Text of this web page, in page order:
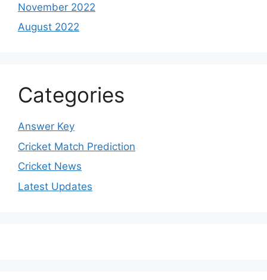
November 2022
August 2022
Categories
Answer Key
Cricket Match Prediction
Cricket News
Latest Updates